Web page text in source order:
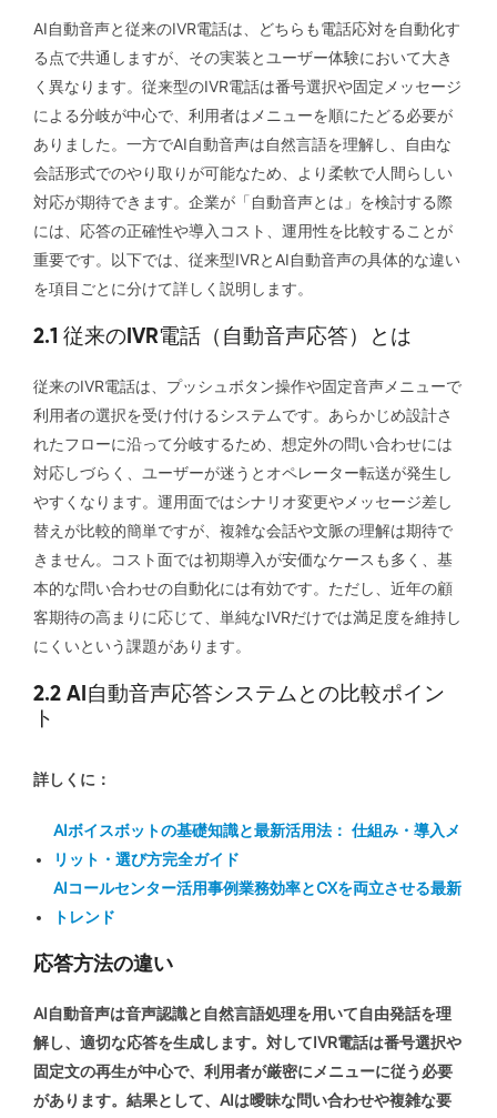
AI自動音声と従来のIVR電話は、どちらも電話応対を自動化す
る点で共通しますが、その実装とユーザー体験において大き
く異なります。従来型のIVR電話は番号選択や固定メッセージ
による分岐が中心で、利用者はメニューを順にたどる必要が
ありました。一方でAI自動音声は自然言語を理解し、自由な
会話形式でのやり取りが可能なため、より柔軟で人間らしい
対応が期待できます。企業が「自動音声とは」を検討する際
には、応答の正確性や導入コスト、運用性を比較することが
重要です。以下では、従来型IVRとAI自動音声の具体的な違い
を項目ごとに分けて詳しく説明します。
2.1 従来のIVR電話（自動音声応答）とは
従来のIVR電話は、プッシュボタン操作や固定音声メニューで
利用者の選択を受け付けるシステムです。あらかじめ設計さ
れたフローに沿って分岐するため、想定外の問い合わせには
対応しづらく、ユーザーが迷うとオペレーター転送が発生し
やすくなります。運用面ではシナリオ変更やメッセージ差し
替えが比較的簡単ですが、複雑な会話や文脈の理解は期待で
きません。コスト面では初期導入が安価なケースも多く、基
本的な問い合わせの自動化には有効です。ただし、近年の顧
客期待の高まりに応じて、単純なIVRだけでは満足度を維持し
にくいという課題があります。
2.2 AI自動音声応答システムとの比較ポイン
ト
詳しくに：
AIボイスボットの基礎知識と最新活用法： 仕組み・導入メ
リット・選び方完全ガイド
AIコールセンター活用事例業務効率とCXを両立させる最新
トレンド
応答方法の違い
AI自動音声は音声認識と自然言語処理を用いて自由発話を理
解し、適切な応答を生成します。対してIVR電話は番号選択や
固定文の再生が中心で、利用者が厳密にメニューに従う必要
があります。結果として、AIは曖昧な問い合わせや複雑な要